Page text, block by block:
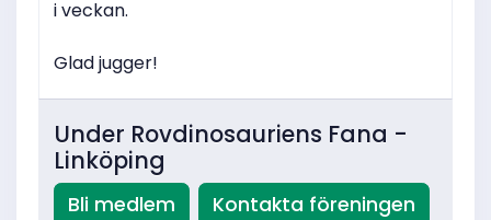
i veckan.
Glad jugger!
Under Rovdinosauriens Fana -
Linköping
Bli medlem Kontakta föreningen